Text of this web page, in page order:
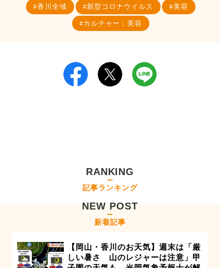
香川全域 新型コロナウイルス 美容
カルチャー：美容
RANKING
記事ランキング
NEW POST
新着記事
【岡山・香川のお天気】週末は「厳
しい暑さ 山のレジャーは注意」甲